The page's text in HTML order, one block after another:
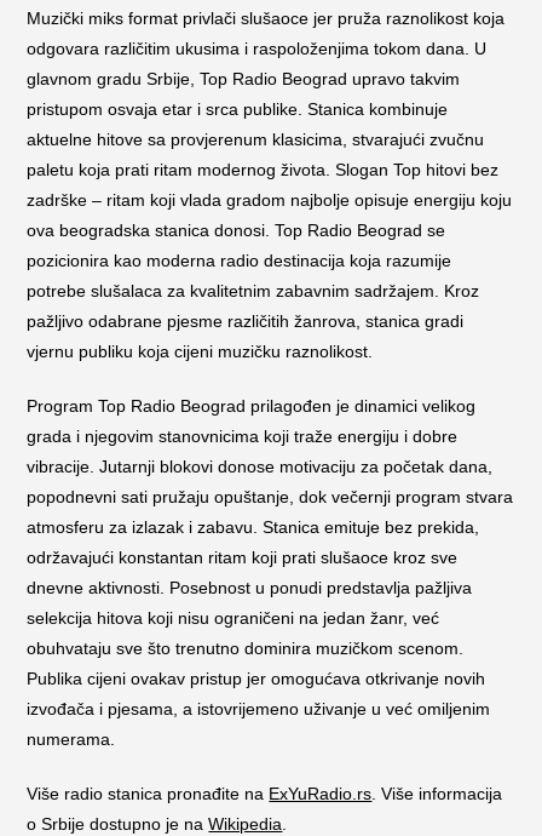
Muzički miks format privlači slušaoce jer pruža raznolikost koja
odgovara različitim ukusima i raspoloženjima tokom dana. U
glavnom gradu Srbije, Top Radio Beograd upravo takvim
pristupom osvaja etar i srca publike. Stanica kombinuje
aktuelne hitove sa provjerenum klasicima, stvarajući zvučnu
paletu koja prati ritam modernog života. Slogan Top hitovi bez
zadrške – ritam koji vlada gradom najbolje opisuje energiju koju
ova beogradska stanica donosi. Top Radio Beograd se
pozicionira kao moderna radio destinacija koja razumije
potrebe slušalaca za kvalitetnim zabavnim sadržajem. Kroz
pažljivo odabrane pjesme različitih žanrova, stanica gradi
vjernu publiku koja cijeni muzičku raznolikost.
Program Top Radio Beograd prilagođen je dinamici velikog
grada i njegovim stanovnicima koji traže energiju i dobre
vibracije. Jutarnji blokovi donose motivaciju za početak dana,
popodnevni sati pružaju opuštanje, dok večernji program stvara
atmosferu za izlazak i zabavu. Stanica emituje bez prekida,
održavajući konstantan ritam koji prati slušaoce kroz sve
dnevne aktivnosti. Posebnost u ponudi predstavlja pažljiva
selekcija hitova koji nisu ograničeni na jedan žanr, već
obuhvataju sve što trenutno dominira muzičkom scenom.
Publika cijeni ovakav pristup jer omogućava otkrivanje novih
izvođača i pjesama, a istovrijemeno uživanje u već omiljenim
numerama.
Više radio stanica pronađite na ExYuRadio.rs . Više informacija
o Srbije dostupno je naWikipedia